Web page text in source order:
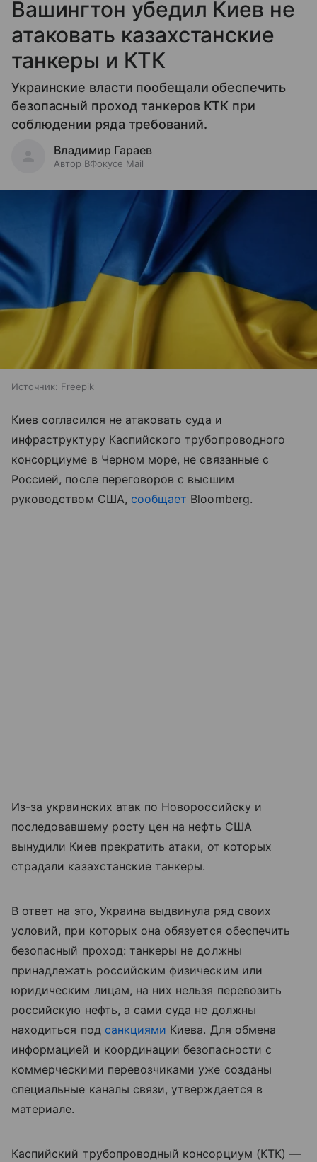
Вашингтон убедил Киев не
атаковать казахстанские
танкеры и КТК
Украинские власти пообещали обеспечить
безопасный проход танкеров КТК при
соблюдении ряда требований.
Владимир Гараев
Автор ВФокусе Mail
Источник: Freepik
Киев согласился не атаковать суда и
инфраструктуру Каспийского трубопроводного
консорциуме в Черном море, не связанные с
Россией, после переговоров с высшим
руководством США, сообщает Bloomberg.
Из-за украинских атак по Новороссийску и
последовавшему росту цен на нефть США
вынудили Киев прекратить атаки, от которых
страдали казахстанские танкеры.
В ответ на это, Украина выдвинула ряд своих
условий, при которых она обязуется обеспечить
безопасный проход: танкеры не должны
принадлежать российским физическим или
юридическим лицам, на них нельзя перевозить
российскую нефть, а сами суда не должны
находиться под санкциями Киева. Для обмена
информацией и координации безопасности с
коммерческими перевозчиками уже созданы
специальные каналы связи, утверждается в
материале.
Каспийский трубопроводный консорциум (КТК) —